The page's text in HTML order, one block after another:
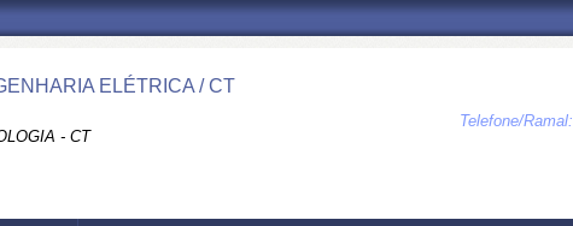
ELÉTRICA / CT
- CT
Telefone/Ramal: